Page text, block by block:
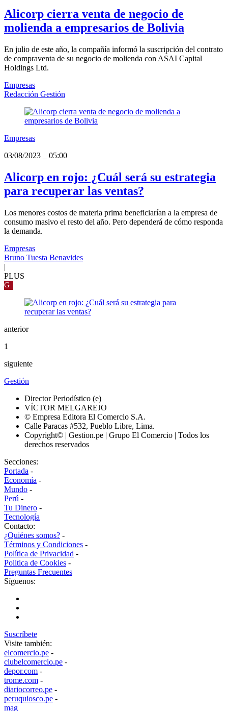
Alicorp cierra venta de negocio de
molienda a empresarios de Bolivia
En julio de este año, la compañía informó la suscripción del contrato
de compraventa de su negocio de molienda con ASAI Capital
Holdings Ltd.
Empresas
Redacción Gestión
Empresas
03/08/2023
05:00
Alicorp en rojo: ¿Cuál será su estrategia
para recuperar las ventas?
Los menores costos de materia prima beneficiarían a la empresa de
consumo masivo el resto del año. Pero dependerá de cómo responda
la demanda.
Empresas
Bruno Tuesta Benavides
|
PLUS
G
anterior
1
siguiente
Gestión
Director Periodístico (e)
VÍCTOR MELGAREJO
© Empresa Editora El Comercio S.A.
Calle Paracas #532, Pueblo Libre, Lima.
Copyright© | Gestion.pe | Grupo El Comercio | Todos los
derechos reservados
Secciones:
Portada -
Economía -
Mundo -
Perú -
Tu Dinero -
Tecnología
Contacto:
¿Quiénes somos? -
Términos y Condiciones -
Política de Privacidad -
Politica de Cookies -
Preguntas Frecuentes
Síguenos:
Suscríbete
Visite también:
elcomercio.pe -
clubelcomercio.pe -
depor.com -
trome.com -
diariocorreo.pe -
peruquiosco.pe -
mag